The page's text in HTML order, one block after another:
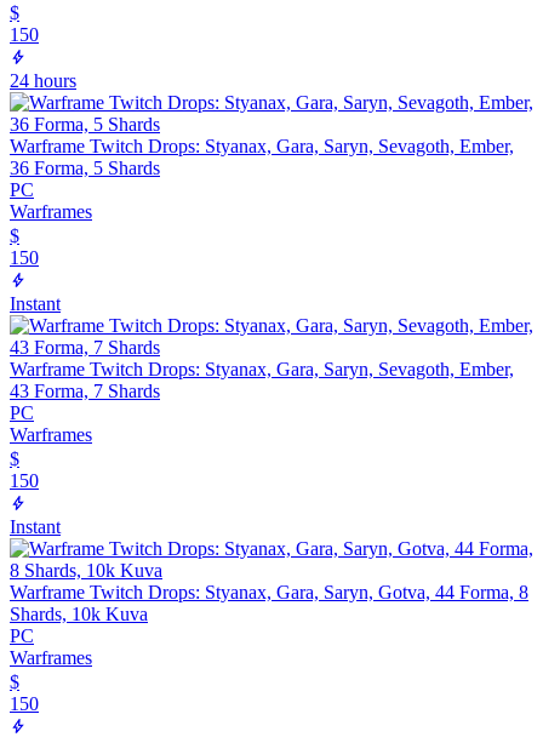
$
150
24 hours
Warframe Twitch Drops: Styanax, Gara, Saryn, Sevagoth, Ember,
36 Forma, 5 Shards
PC
Warframes
$
150
Instant
Warframe Twitch Drops: Styanax, Gara, Saryn, Sevagoth, Ember,
43 Forma, 7 Shards
PC
Warframes
$
150
Instant
Warframe Twitch Drops: Styanax, Gara, Saryn, Gotva, 44 Forma, 8
Shards, 10k Kuva
PC
Warframes
$
150